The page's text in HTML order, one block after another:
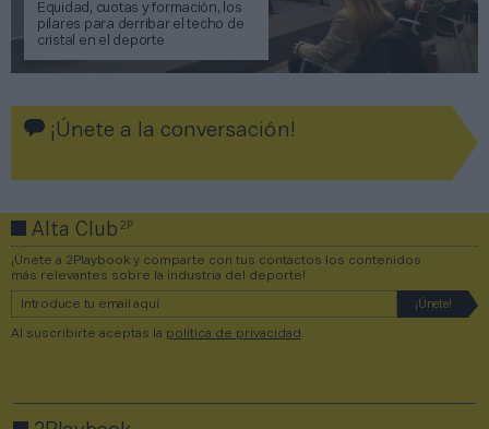
Equidad, cuotas y formación, los
pilares para derribar el techo de
cristal en el deporte
¡Únete a la conversación!
Alta Club2P
¡Únete a 2Playbook y comparte con tus contactos los contenidos
más relevantes sobre la industria del deporte!
Al suscribirte aceptas la política de privacidad